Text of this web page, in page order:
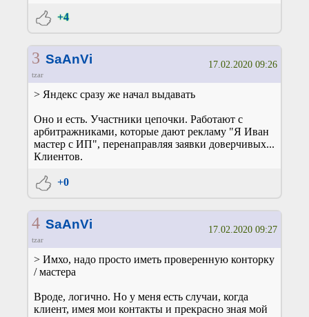
+4
3 SaAnVi
tzar
17.02.2020 09:26
> Яндекс сразу же начал выдавать
Оно и есть. Участники цепочки. Работают с
арбитражниками, которые дают рекламу "Я Иван
мастер с ИП", перенаправляя заявки доверчивых...
Клиентов.
+0
4 SaAnVi
tzar
17.02.2020 09:27
> Имхо, надо просто иметь проверенную конторку
/ мастера
Вроде, логично. Но у меня есть случаи, когда
клиент, имея мои контакты и прекрасно зная мой